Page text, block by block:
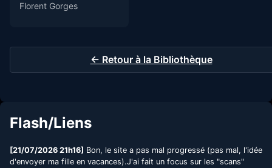
Florent Gorges
← Retour à la Bibliothèque
Flash/Liens
[21/07/2026 21h16] Bon, le site a pas mal progressé (pas mal, l'idée
d'envoyer ma fille en vacances).J'ai fait un focus sur les "scans"